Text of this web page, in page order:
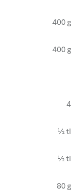
400 g
400 g
4
½ tl
½ tl
80 g